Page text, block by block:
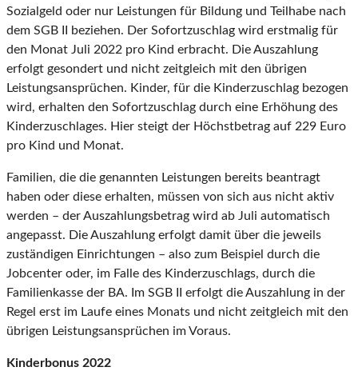
Sozialgeld oder nur Leistungen für Bildung und Teilhabe nach
dem SGB II beziehen. Der Sofortzuschlag wird erstmalig für
den Monat Juli 2022 pro Kind erbracht. Die Auszahlung
erfolgt gesondert und nicht zeitgleich mit den übrigen
Leistungsansprüchen. Kinder, für die Kinderzuschlag bezogen
wird, erhalten den Sofortzuschlag durch eine Erhöhung des
Kinderzuschlages. Hier steigt der Höchstbetrag auf 229 Euro
pro Kind und Monat.
Familien, die die genannten Leistungen bereits beantragt
haben oder diese erhalten, müssen von sich aus nicht aktiv
werden – der Auszahlungsbetrag wird ab Juli automatisch
angepasst. Die Auszahlung erfolgt damit über die jeweils
zuständigen Einrichtungen – also zum Beispiel durch die
Jobcenter oder, im Falle des Kinderzuschlags, durch die
Familienkasse der BA. Im SGB II erfolgt die Auszahlung in der
Regel erst im Laufe eines Monats und nicht zeitgleich mit den
übrigen Leistungsansprüchen im Voraus.
Kinderbonus 2022